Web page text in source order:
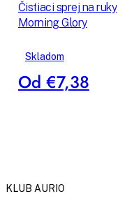
Čistiaci sprej na ruky
Morning Glory
Skladom
Od €7,38
KLUB AURIO